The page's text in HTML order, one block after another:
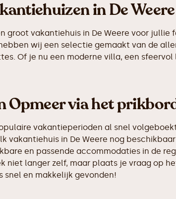
in De Weere
groot vakantiehuis in De Weere voor
wij een selectie gemaakt van de
Of je nu een moderne villa, een
Opmeer via het
vakantieperioden al snel
vakantiehuis in De Weere nog
en passende accommodaties in de
niet langer zelf, maar plaats je vraag op
snel en makkelijk gevonden!